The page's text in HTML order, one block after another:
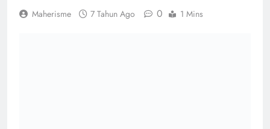
Maherisme 7 Tahun Ago 0 1 Mins